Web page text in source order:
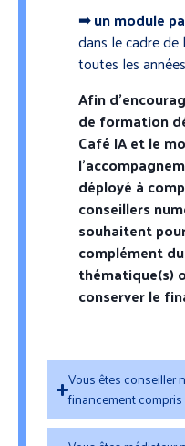
➡ un module
dans le cadre
toutes les
Afin
de formation
Café IA et le
déployé à
conseillers
souhaitent
complément
thématique(s)
conserver le
Vous êtes conseiller
financement